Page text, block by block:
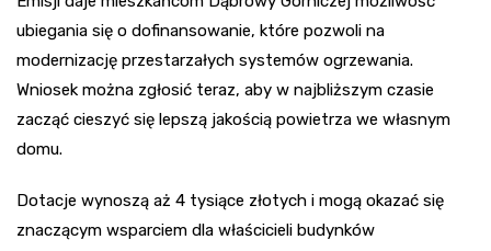
ubiegania się o dofinansowanie, które pozwoli na
modernizację przestarzałych systemów ogrzewania.
Wniosek można zgłosić teraz, aby w najbliższym czasie
zacząć cieszyć się lepszą jakością powietrza we własnym
domu.
Dotacje wynoszą aż 4 tysiące złotych i mogą okazać się
znaczącym wsparciem dla właścicieli budynków